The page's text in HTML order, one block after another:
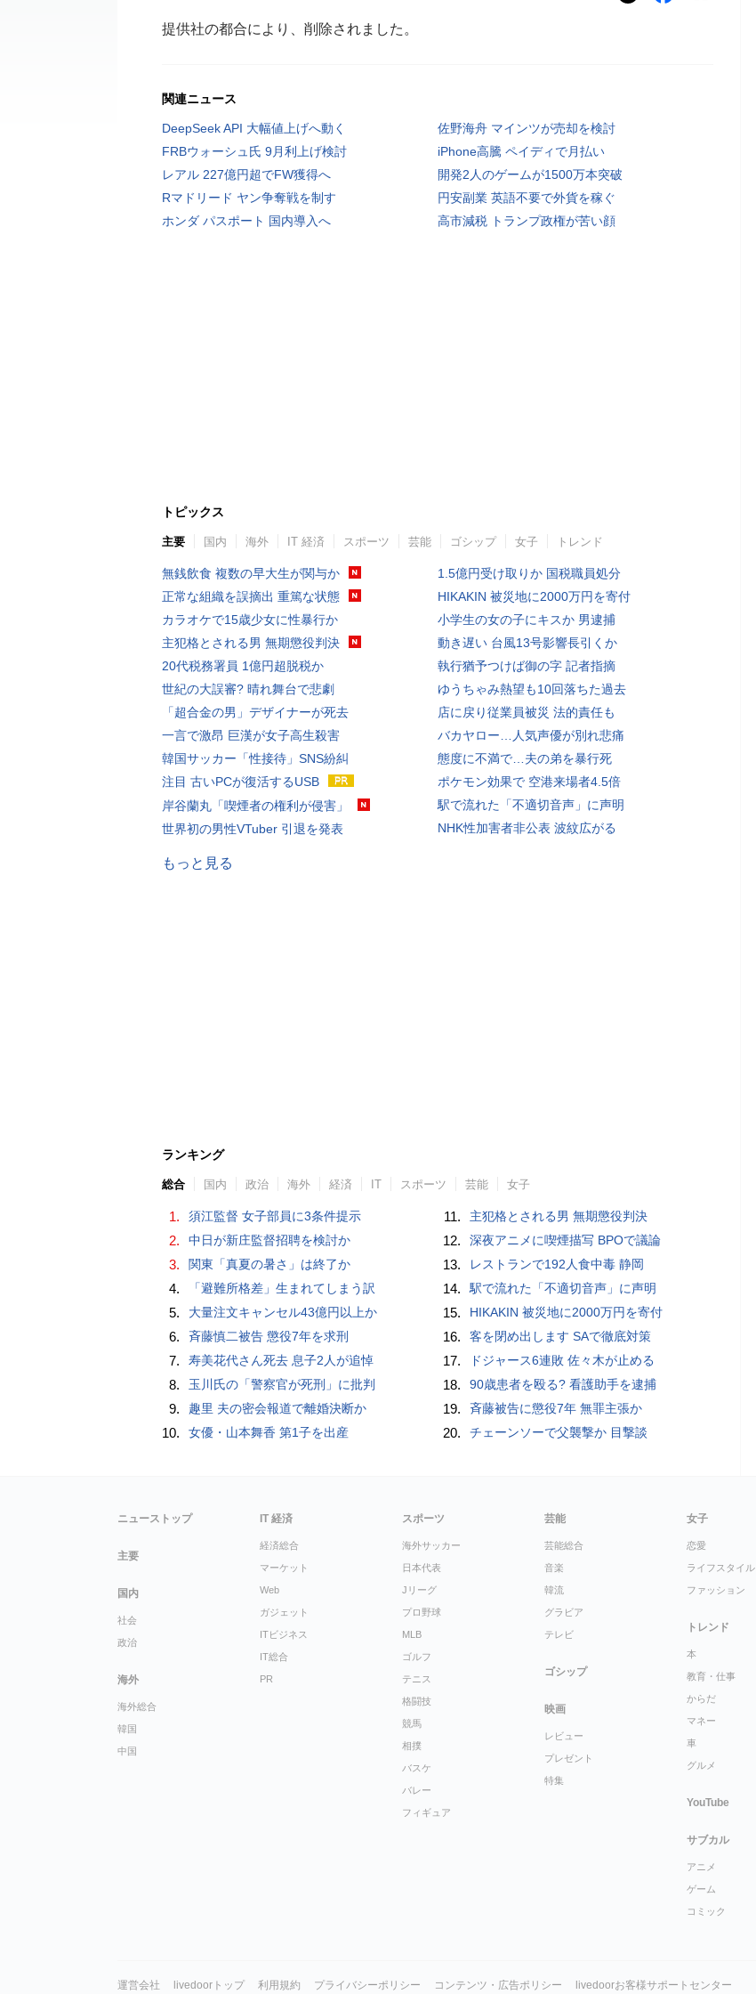
提供社の都合により、削除されました。
関連ニュース
DeepSeek API 大幅値上げへ動く
佐野海舟 マインツが売却を検討
FRBウォーシュ氏 9月利上げ検討
iPhone高騰 ペイディで月払い
レアル 227億円超でFW獲得へ
開発2人のゲームが1500万本突破
Rマドリード ヤン争奪戦を制す
円安副業 英語不要で外貨を稼ぐ
ホンダ パスポート 国内導入へ
高市減税 トランプ政権が苦い顔
トピックス
主要 国内 海外 IT 経済 スポーツ 芸能 ゴシップ 女子 トレンド
無銭飲食 複数の早大生が関与か
正常な組織を誤摘出 重篤な状態
カラオケで15歳少女に性暴行か
主犯格とされる男 無期懲役判決
20代税務署員 1億円超脱税か
世紀の大誤審? 晴れ舞台で悲劇
「超合金の男」デザイナーが死去
一言で激昂 巨漢が女子高生殺害
韓国サッカー「性接待」SNS紛糾
注目 古いPCが復活するUSB
岸谷蘭丸「喫煙者の権利が侵害」
世界初の男性VTuber 引退を発表
1.5億円受け取りか 国税職員処分
HIKAKIN 被災地に2000万円を寄付
小学生の女の子にキスか 男逮捕
動き遅い 台風13号影響長引くか
執行猶予つけば御の字 記者指摘
ゆうちゃみ熱望も10回落ちた過去
店に戻り従業員被災 法的責任も
バカヤロー…人気声優が別れ悲痛
態度に不満で…夫の弟を暴行死
ポケモン効果で 空港来場者4.5倍
駅で流れた「不適切音声」に声明
NHK性加害者非公表 波紋広がる
もっと見る
ランキング
総合 国内 政治 海外 経済 IT スポーツ 芸能 女子
1. 須江監督 女子部員に3条件提示
2. 中日が新庄監督招聘を検討か
3. 関東「真夏の暑さ」は終了か
4. 「避難所格差」生まれてしまう訳
5. 大量注文キャンセル43億円以上か
6. 斉藤慎二被告 懲役7年を求刑
7. 寿美花代さん死去 息子2人が追悼
8. 玉川氏の「警察官が死刑」に批判
9. 趣里 夫の密会報道で離婚決断か
10. 女優・山本舞香 第1子を出産
11. 主犯格とされる男 無期懲役判決
12. 深夜アニメに喫煙描写 BPOで議論
13. レストランで192人食中毒 静岡
14. 駅で流れた「不適切音声」に声明
15. HIKAKIN 被災地に2000万円を寄付
16. 客を閉め出します SAで徹底対策
17. ドジャース6連敗 佐々木が止める
18. 90歳患者を殴る? 看護助手を逮捕
19. 斉藤被告に懲役7年 無罪主張か
20. チェーンソーで父襲撃か 目撃談
ニューストップ
主要
国内
社会
政治
海外
海外総合
韓国
中国
IT 経済
経済総合
マーケット
Web
ガジェット
ITビジネス
IT総合
PR
スポーツ
海外サッカー
日本代表
Jリーグ
プロ野球
MLB
ゴルフ
テニス
格闘技
競馬
相撲
バスケ
バレー
フィギュア
芸能
芸能総合
音楽
韓流
グラビア
テレビ
ゴシップ
映画
レビュー
プレゼント
特集
女子
恋愛
ライフスタイル
ファッション
トレンド
本
教育・仕事
からだ
マネー
車
グルメ
YouTube
サブカル
アニメ
ゲーム
コミック
運営会社 livedoorトップ 利用規約 プライバシーポリシー コンテンツ・広告ポリシー livedoorお客様サポートセンター